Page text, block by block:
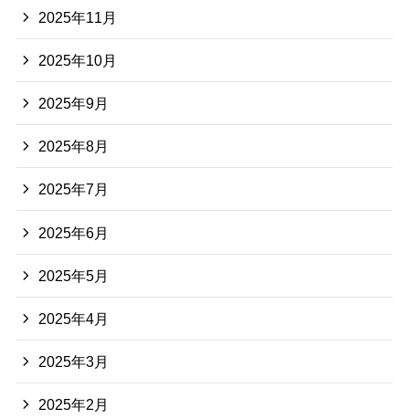
2025年11月
2025年10月
2025年9月
2025年8月
2025年7月
2025年6月
2025年5月
2025年4月
2025年3月
2025年2月